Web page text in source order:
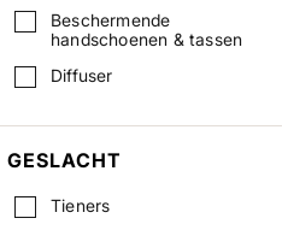
Tondeuses
wand
Beschermende
handschoenen & tassen
Diffuser
GESLACHT
Tieners